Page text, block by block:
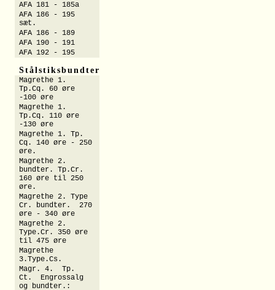
AFA 181 - 185a
AFA 186 - 195
sæt.
AFA 186 - 189
AFA 190 - 191
AFA 192 - 195
Stålstiksbundter
Magrethe 1.
Tp.Cq. 60 øre
-100 øre
Magrethe 1.
Tp.Cq. 110 øre
-130 øre
Magrethe 1. Tp.
Cq. 140 øre - 250
øre.
Magrethe 2.
bundter. Tp.Cr.
160 øre til 250
øre.
Magrethe 2. Type
Cr. bundter. 270
øre - 340 øre
Magrethe 2.
Type.Cr. 350 øre
til 475 øre
Magrethe
3.Type.Cs.
Magr. 4. Tp.
Ct. Engrossalg
og bundter.: